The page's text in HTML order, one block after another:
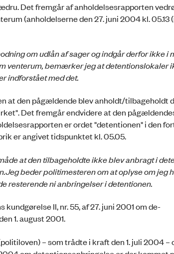
Det fremgår af anholdelsesrapporten
(anholdelserne den 27. juni 2004 kl. 05.13
om udlån af sager og indgår derfor ikke i
venterum, bemærker jeg at detentionslokaler
indforstået med det.
at den pågældende blev anholdt/tilbageholdt
Det fremgår endvidere at den
er ordet "detentionen" i den
er angivet tidspunktet kl. 05.05.
at den tilbageholdte ikke blev anbragt i
Jeg beder politimesteren om at oplyse om jeg
resterende ni anbringelser i detentionen.
II, nr. 55, af 27. juni 2001 om de­
1. august 2001.
– som trådte i kraft den 1. juli 2004 –